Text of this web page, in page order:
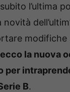
l’ultima
modifiche
ecco la nuova
per
B.